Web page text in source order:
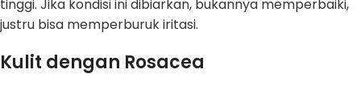
tinggi. Jika kondisi ini dibiarkan, bukannya memperbaiki,
justru bisa memperburuk iritasi.
Kulit dengan Rosacea